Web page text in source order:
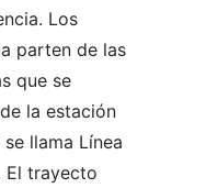
Los
parten de las
que se
la estación
llama Línea
El trayecto